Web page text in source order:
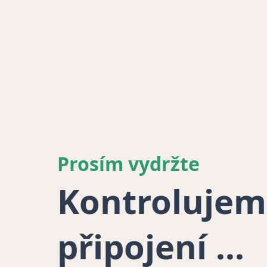
Prosím vydržte
připojení